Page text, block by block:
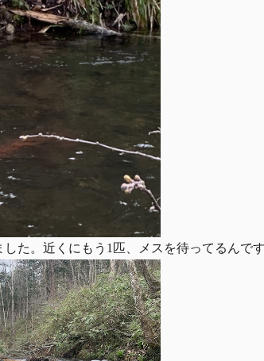
た。近くにもう1匹、メスを待ってるんです